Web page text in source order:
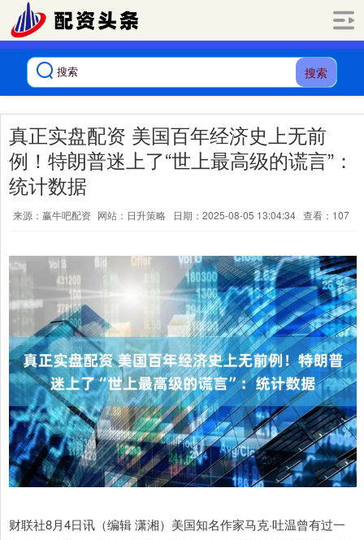
搜索
真正实盘配资 美国百年经济史上无前
例！特朗普迷上了“世上最高级的谎言”：
统计数据
来源：赢牛吧配资 网站：日升策略 日期：2025-08-05 13:04:34 查看：107
财联社8月4日讯（编辑 潇湘）美国知名作家马克·吐温曾有过一